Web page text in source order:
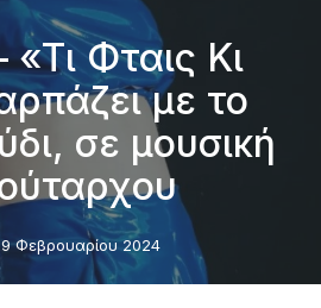
«Τι Φταις Κι
με το
σε μουσική
9 Φεβρουαρίου 2024